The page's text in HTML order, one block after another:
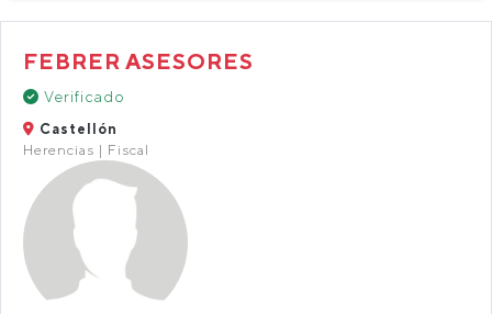
FEBRER ASESORES
Verificado
Castellón
Herencias | Fiscal